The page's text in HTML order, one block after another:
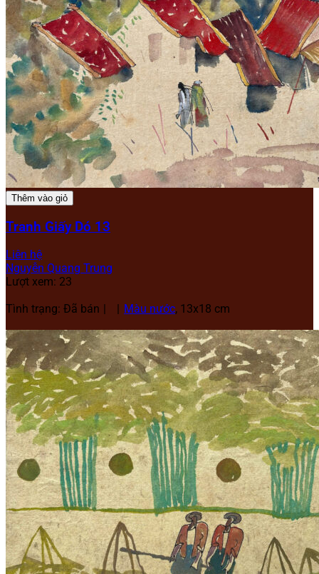
Thêm vào giỏ
Tranh Giấy Dó 13
Liên hệ
Nguyễn Quang Trung
Lượt xem: 23
Tình trạng: Đã bán
Màu nước, 13x18 cm